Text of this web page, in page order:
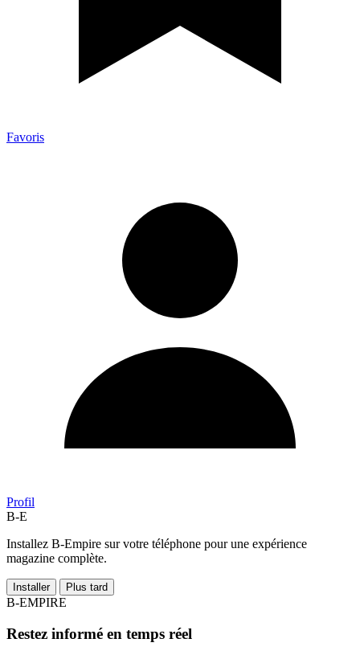
Favoris
Profil
B-E
Installez B-Empire sur votre téléphone pour une expérience
magazine complète.
Installer Plus tard
B-EMPIRE
Restez informé en temps réel